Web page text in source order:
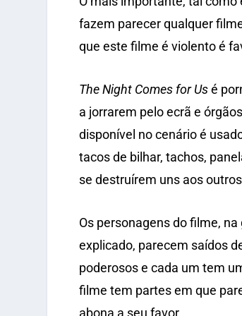
fazem parecer qualquer
que este filme é violento é
The Night Comes for Usé
a jorrarem pelo ecrã e
disponível no cenário é
tacos de bilhar, tachos,
se destruírem uns aos
Os personagens do filme,
explicado, parecem saídos
poderosos e cada um tem
filme tem partes em que
abona a seu favor.